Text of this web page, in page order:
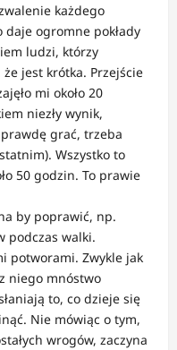
każdego
daje ogromne pokłady
ludzi, którzy
jest krótka. Przejście
mi około 20
niezły wynik,
grać, trzeba
Wszystko to
50 godzin. To prawie
by poprawić, np.
podczas walki.
potworami. Zwykle jak
niego mnóstwo
to, co dzieje się
Nie mówiąc o tym,
wrogów, zaczyna